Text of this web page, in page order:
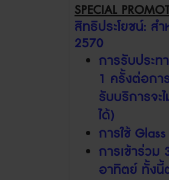
SPECIAL
สิทธิประโยชน์: ส
2570
การรับประ
1 ครั้งต่อกา
รับบริการจะ
ได้)
การใช้
การเข้าร่วม
อาทิตย์ ทั้งนี้